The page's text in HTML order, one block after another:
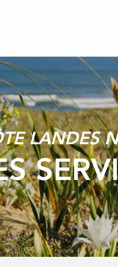
LANDES